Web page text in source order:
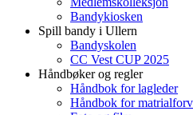
Bandykiosken
Spill bandy i Ullern
Bandyskolen
CC Vest CUP 2025
Håndbøker og regler
Håndbok for lagleder
Håndbok for